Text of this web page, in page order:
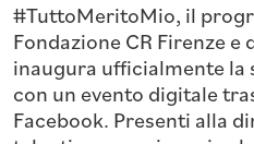
#TuttoMeritoMio, il
Fondazione CR Firenze e
inaugura ufficialmente la
con un evento digitale
Facebook. Presenti alla